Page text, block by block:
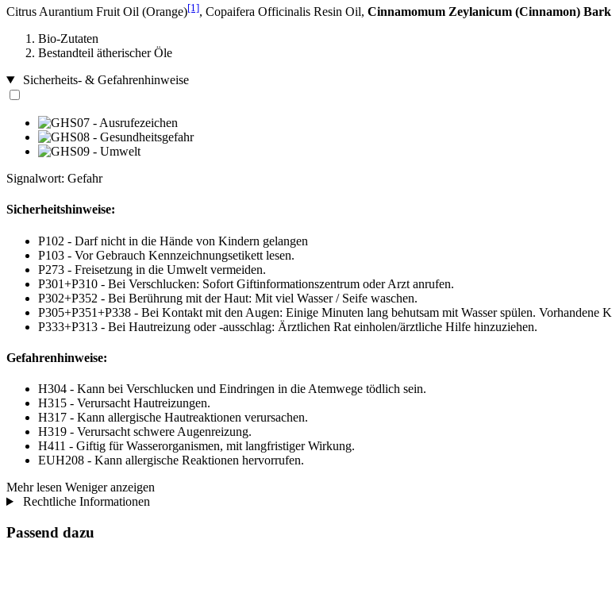
Citrus Aurantium Fruit Oil (Orange)[1], Copaifera Officinalis Resin Oil, Cinnamomum Zeylanicum (Cinnamon)
Bio-Zutaten
Bestandteil ätherischer Öle
Sicherheits- & Gefahrenhinweise
Signalwort: Gefahr
Sicherheitshinweise:
P102 - Darf nicht in die Hände von Kindern gelangen
P103 - Vor Gebrauch Kennzeichnungsetikett lesen.
P273 - Freisetzung in die Umwelt vermeiden.
P301+P310 - Bei Verschlucken: Sofort Giftinformationszentrum oder Arzt anrufen.
P302+P352 - Bei Berührung mit der Haut: Mit viel Wasser / Seife waschen.
P305+P351+P338 - Bei Kontakt mit den Augen: Einige Minuten lang behutsam mit Wasser spülen. Vorhandene
P333+P313 - Bei Hautreizung oder -ausschlag: Ärztlichen Rat einholen/ärztliche Hilfe hinzuziehen.
Gefahrenhinweise:
H304 - Kann bei Verschlucken und Eindringen in die Atemwege tödlich sein.
H315 - Verursacht Hautreizungen.
H317 - Kann allergische Hautreaktionen verursachen.
H319 - Verursacht schwere Augenreizung.
H411 - Giftig für Wasserorganismen, mit langfristiger Wirkung.
EUH208 - Kann allergische Reaktionen hervorrufen.
Mehr lesen Weniger anzeigen
Rechtliche Informationen
Passend dazu